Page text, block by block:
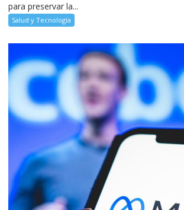
para preservar la...
Salud y Tecnología